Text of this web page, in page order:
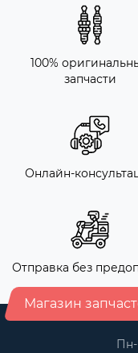
100%
запчасти
Онлайн-
Отправка без
Магазин
Пн-